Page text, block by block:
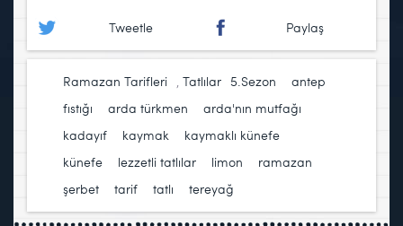
Tweetle Paylaş
Ramazan Tarifleri , Tatlılar 5.Sezon
antep
fıstığı
arda türkmen arda'nın mutfağı
kadayıf
kaymak kaymaklı künefe
künefe
lezzetli tatlılar limon ramazan
şerbet
tarif tatlı tereyağ